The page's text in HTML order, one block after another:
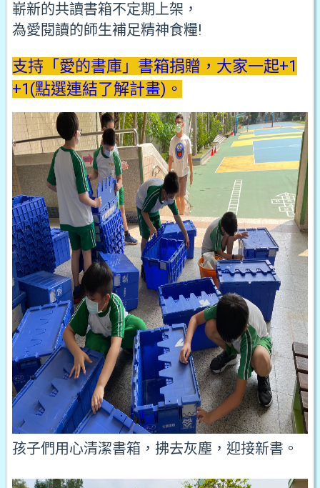
嶄新的共讀書箱不定期上架，
為愛閱讀的師生補足精神食糧!
支持「愛的書庫」書箱捐贈，大家一起+1
+1(點選連結了解計畫)。
孩子們用心清潔書箱，拂去灰塵，迎接新書。